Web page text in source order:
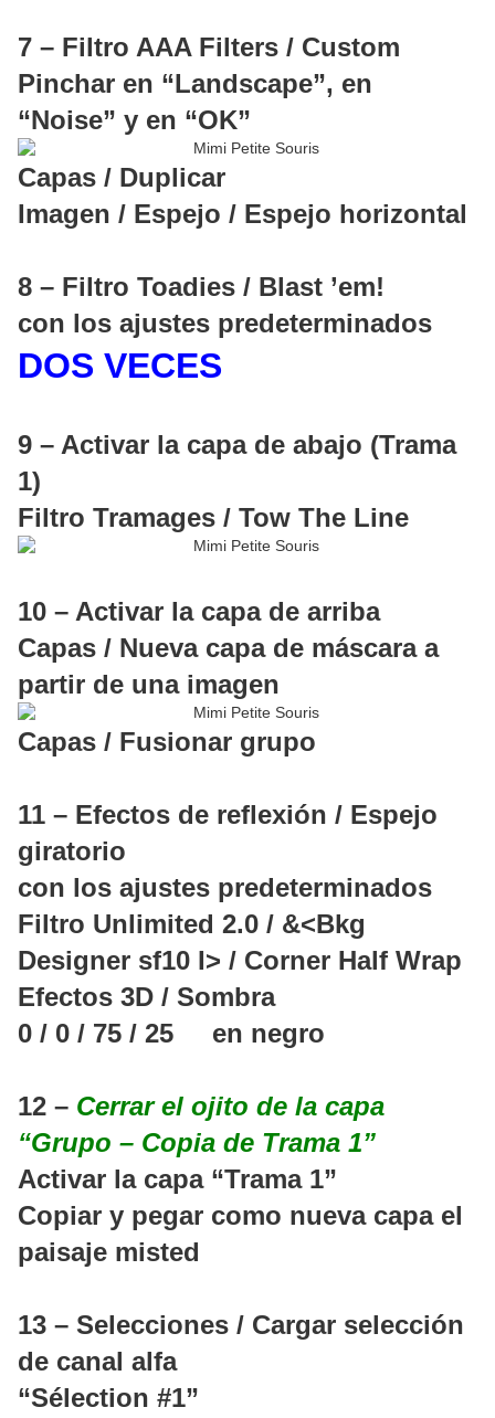
7 – Filtro AAA Filters / Custom
Pinchar en “Landscape”, en
“Noise” y en “OK”
Capas / Duplicar
Imagen / Espejo / Espejo horizontal
8 – Filtro Toadies / Blast ’em!
con los ajustes predeterminados
DOS VECES
9 – Activar la capa de abajo (Trama
1)
Filtro Tramages / Tow The Line
10 – Activar la capa de arriba
Capas / Nueva capa de máscara a
partir de una imagen
Capas / Fusionar grupo
11 – Efectos de reflexión / Espejo
giratorio
con los ajustes predeterminados
Filtro Unlimited 2.0 / &<Bkg
Designer sf10 I> / Corner Half Wrap
Efectos 3D / Sombra
0 / 0 / 75 / 25 en negro
12 – Cerrar el ojito de la capa
“Grupo – Copia de Trama 1”
Activar la capa “Trama 1”
Copiar y pegar como nueva capa el
paisaje misted
13 – Selecciones / Cargar selección
de canal alfa
“Sélection #1”